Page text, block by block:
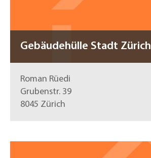
Gebäudehülle Stadt Zürich
Roman Rüedi
Grubenstr. 39
8045 Zürich